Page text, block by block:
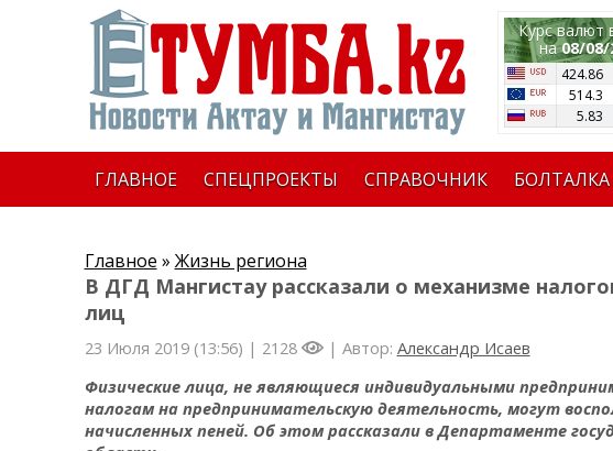
Курс валют
на08/08/
424.86
514.3
5.83
ГЛАВНОЕ СПЕЦПРОЕКТЫ СПРАВОЧНИК БОЛТАЛКА
Главное » Жизнь региона
В ДГД Мангистау рассказали о механизме
лиц
23 Июля 2019 (13:56) | 2128 | Автор: Александр Исаев
Физические лица, не являющиеся индивидуальными
налогам на предпринимательскую деятельность, могут
начисленных пеней. Об этом рассказали в Департаменте